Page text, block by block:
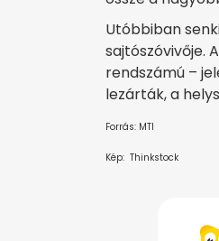
Utóbbiban
sajtószóvivője.
rendszámú –
lezárták, a
Forrás: MTI
Kép: Thinkstock